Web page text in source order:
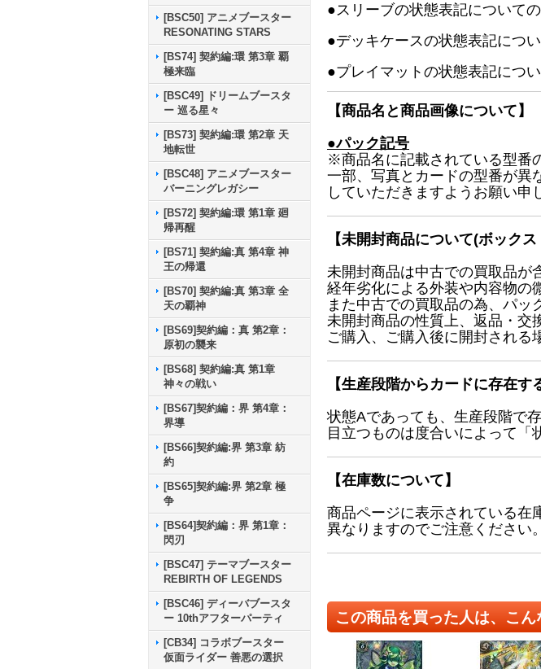
[BSC50] アニメブースター
RESONATING STARS
[BS74] 契約編:環 第3章 覇
極来臨
[BSC49] ドリームブースタ
ー 巡る星々
[BS73] 契約編:環 第2章 天
地転世
[BSC48] アニメブースター
バーニングレガシー
[BS72] 契約編:環 第1章 廻
帰再醒
[BS71] 契約編:真 第4章 神
王の帰還
[BS70] 契約編:真 第3章 全
天の覇神
[BS69]契約編：真 第2章：
原初の襲来
[BS68] 契約編:真 第1章
神々の戦い
[BS67]契約編：界 第4章：
界導
[BS66]契約編:界 第3章 紡
約
[BS65]契約編:界 第2章 極
争
[BS64]契約編：界 第1章：
閃刃
[BSC47] テーマブースター
REBIRTH OF LEGENDS
[BSC46] ディーバブースタ
ー 10thアフターパーティ
[CB34] コラボブースター
仮面ライダー 善悪の選択
●スリーブの状態表記について
●デッキケースの状態表記につ
●プレイマットの状態表記につ
【商品名と商品画像について】
●パック記号
※商品名に記載されている型番
一部、写真とカードの型番が異
していただきますようお願い申
【未開封商品について(ボック
未開封商品は中古での買取品が
経年劣化による外装や内容物の
また中古での買取品の為、パッ
未開封商品の性質上、返品・交
ご購入、ご購入後に開封される
【生産段階からカードに存在す
状態Aであっても、生産段階で
目立つものは度合いによって「
【在庫数について】
商品ページに表示されている在
異なりますのでご注意ください。
この商品を買った人は、こ